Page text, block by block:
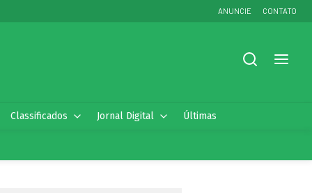
ANUNCIE CONTATO
Classificados Jornal Digital Últimas